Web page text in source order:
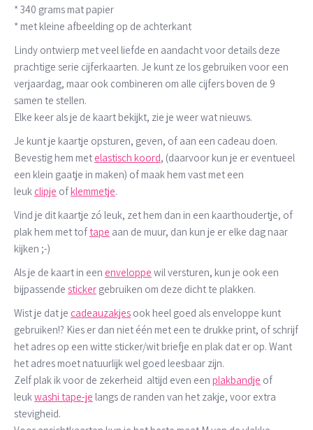
* 340 grams mat papier
* met kleine afbeelding op de achterkant
Lindy ontwierp met veel liefde en aandacht voor details deze
prachtige serie cijferkaarten. Je kunt ze los gebruiken voor een
verjaardag, maar ook combineren om alle cijfers boven de 9
samen te stellen.
Elke keer als je de kaart bekijkt, zie je weer wat nieuws.
Je kunt je kaartje opsturen, geven, of aan een cadeau doen.
Bevestig hem met elastisch koord, (daarvoor kun je er eventueel
een klein gaatje in maken) of maak hem vast met een
leuk clipje ofklemmetje.
Vind je dit kaartje zó leuk, zet hem dan in een kaarthoudertje, of
plak hem met toftape aan de muur, dan kun je er elke dag naar
kijken ;-)
Als je de kaart in een enveloppe wil versturen, kun je ook een
bijpassende sticker gebruiken om deze dicht te plakken.
Wist je dat je cadeauzakjes ook heel goed als enveloppe kunt
gebruiken!? Kies er dan niet één met een te drukke print, of schrijf
het adres op een witte sticker/wit briefje en plak dat er op. Want
het adres moet natuurlijk wel goed leesbaar zijn.
Zelf plak ik voor de zekerheid altijd even een plakbandje of
leukwashi tape-je langs de randen van het zakje, voor extra
stevigheid.